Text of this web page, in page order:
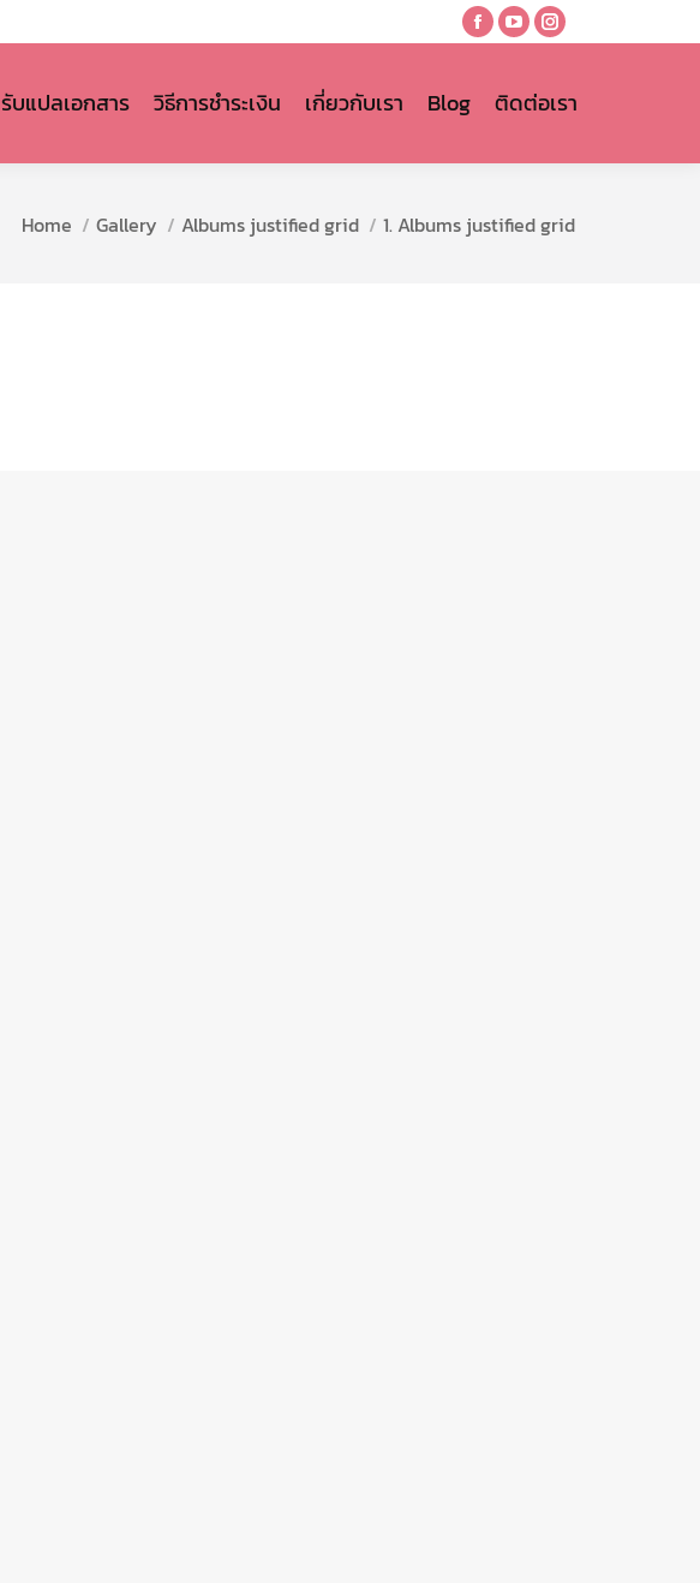
Facebook
opens
new
YouTube
opens
new
Instagram
opens
new
รับแปลเอกสาร วิธีการชำระเงิน เกี่ยวกับเรา Blog ติดต่อเรา
You are here:
Home Gallery Albums justified grid 1. Albums justified grid